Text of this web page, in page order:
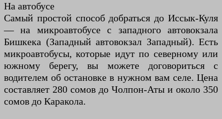
На автобусе
Самый простой способ добраться до Иссык-Куля
— на микроавтобусе с западного автовокзала
Бишкека (Западный автовокзал Западный). Есть
микроавтобусы, которые идут по северному или
южному берегу, вы можете договориться с
водителем об остановке в нужном вам селе. Цена
составляет 280 сомов до Чолпон-Аты и около 350
сомов до Каракола.